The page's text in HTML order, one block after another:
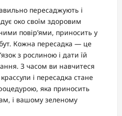
пересаджують і
око своїм здоровим
повір’ями, приносить у
Кожна пересадка — це
з рослиною і дати їй
З часом ви навчитеся
і пересадка стане
яка приносить
і вашому зеленому